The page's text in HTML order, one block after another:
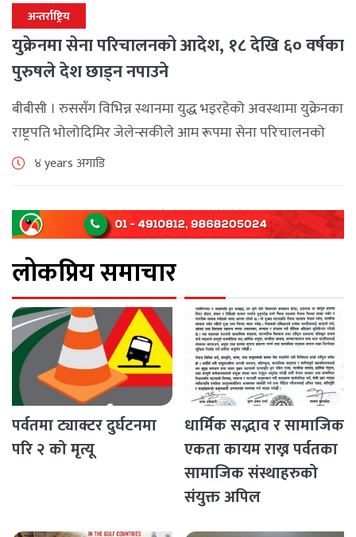
अन्तर्राष्ट्रिय
युक्रेनमा सेना परिचालनको आदेश, १८ देखि ६० वर्षका
पुरुषले देश छाड्न नपाउने
बीबीसी । रुससँग विभिन्न स्थानमा युद्ध भइरहेको अवस्थामा युक्रेनका
राष्ट्रपति भोलोदिमिर जेलेन्सकीले आम रूपमा सेना परिचालनको
आदेश दिएका छन्। युक्रनेको आन्तरिक मामिलासम्बन्धी मन्त्रालयले
४ years अगाडि
लोकप्रिय समाचार
पर्वतमा ट्याक्टर दुर्घटनमा
परि २ को मृत्यू
धार्मिक सद्भाव र सामाजिक
एकता कायम राख्न पर्वतका
सामाजिक संस्थाहरुको
संयुक्त अपिल